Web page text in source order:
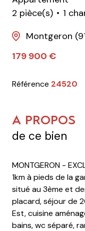
2 pièce(s)
1
Montgeron
179 900 €
Référence 24520
A PROPOS
de ce bien
MONTGERON -
1km à pieds de la
situé au 3ème et
placard, séjour de
Est, cuisine
bains, wc séparé,